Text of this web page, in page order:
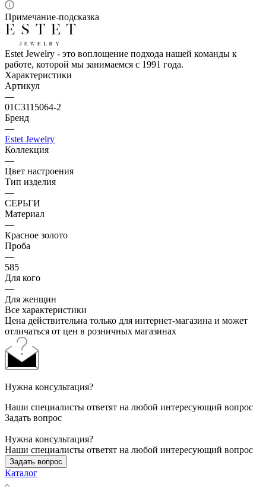
Примечание-подсказка
Estet Jewelry - это воплощение подхода нашей команды к
работе, которой мы занимаемся с 1991 года.
Характеристики
Артикул
—
01С3115064-2
Бренд
—
Estet Jewelry
Коллекция
—
Цвет настроения
Тип изделия
—
СЕРЬГИ
Материал
—
Красное золото
Проба
—
585
Для кого
—
Для женщин
Все характеристики
Цена действительна только для интернет-магазина и может
отличаться от цен в розничных магазинах
Нужна консультация?
Наши специалисты ответят на любой интересующий вопрос
Задать вопрос
Нужна консультация?
Наши специалисты ответят на любой интересующий вопрос
Задать вопрос
Каталог